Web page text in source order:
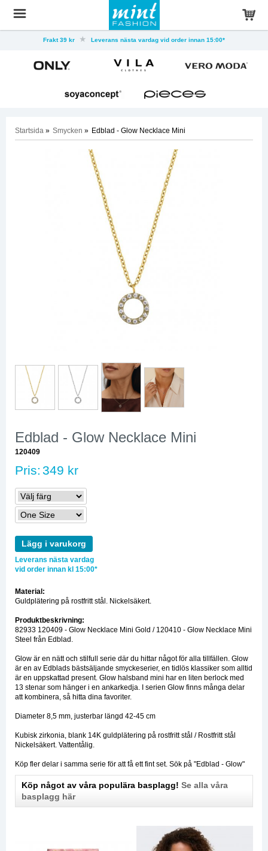
Frakt 39 kr Leverans nästa vardag vid order innan 15:00*
Startsida » Smycken » Edblad - Glow Necklace Mini
Edblad - Glow Necklace Mini
120409
Pris: 349 kr
Lägg i varukorg
Leverans nästa vardag
vid order innan kl 15:00*
Material:
Guldplätering på rostfritt stål. Nickelsäkert.
Produktbeskrivning:
82933 120409 - Glow Necklace Mini Gold / 120410 - Glow Necklace Mini
Steel från Edblad.
Glow är en nätt och stilfull serie där du hittar något för alla tillfällen. Glow
är en av Edblads bästsäljande smyckeserier, en tidlös klassiker som alltid
är en uppskattad present. Glow halsband mini har en liten berlock med
13 stenar som hänger i en ankarkedja. I serien Glow finns många delar
att kombinera, så hitta dina favoriter.
Diameter 8,5 mm, justerbar längd 42-45 cm
Kubisk zirkonia, blank 14K guldplätering på rostfritt stål / Rostfritt stål
Nickelsäkert. Vattentålig.
Köp fler delar i samma serie för att få ett fint set. Sök på "Edblad - Glow"
Köp något av våra populära basplagg! Se alla våra
basplagg här